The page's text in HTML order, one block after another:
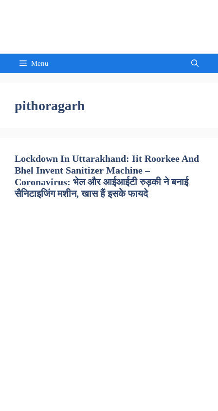
Menu
pithoragarh
Lockdown In Uttarakhand: Iit Roorkee And
Bhel Invent Sanitizer Machine –
Coronavirus: भेल और आईआईटी रुड़की ने बनाई
सैनिटाइजिंग मशीन, खास हैं इसके फायदे